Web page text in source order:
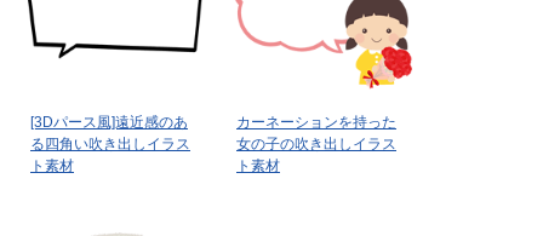
[3Dパース風]遠近感のあ
る四角い吹き出しイラス
ト素材
カーネーションを持った
女の子の吹き出しイラス
ト素材